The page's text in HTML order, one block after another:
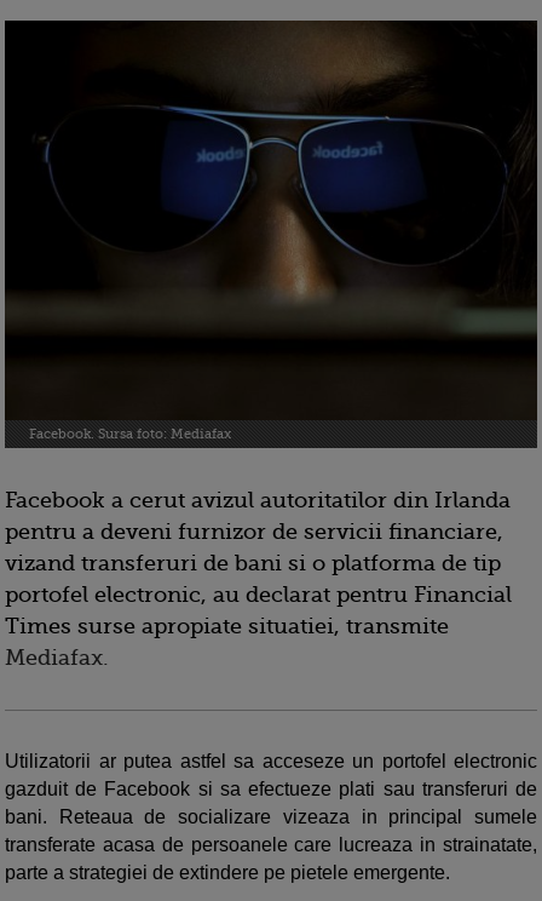
Facebook. Sursa foto: Mediafax
Facebook a cerut avizul autoritatilor din Irlanda
pentru a deveni furnizor de servicii financiare,
vizand transferuri de bani si o platforma de tip
portofel electronic, au declarat pentru Financial
Times surse apropiate situatiei, transmite
Mediafax.
Utilizatorii ar putea astfel sa acceseze un portofel electronic
gazduit de Facebook si sa efectueze plati sau transferuri de
bani. Reteaua de socializare vizeaza in principal sumele
transferate acasa de persoanele care lucreaza in strainatate,
parte a strategiei de extindere pe pietele emergente.